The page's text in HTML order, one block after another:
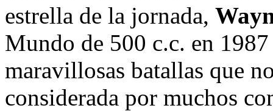
estrella de la jornada,
Mundo de 500 c.c. en
maravillosas batallas que
considerada por muchos